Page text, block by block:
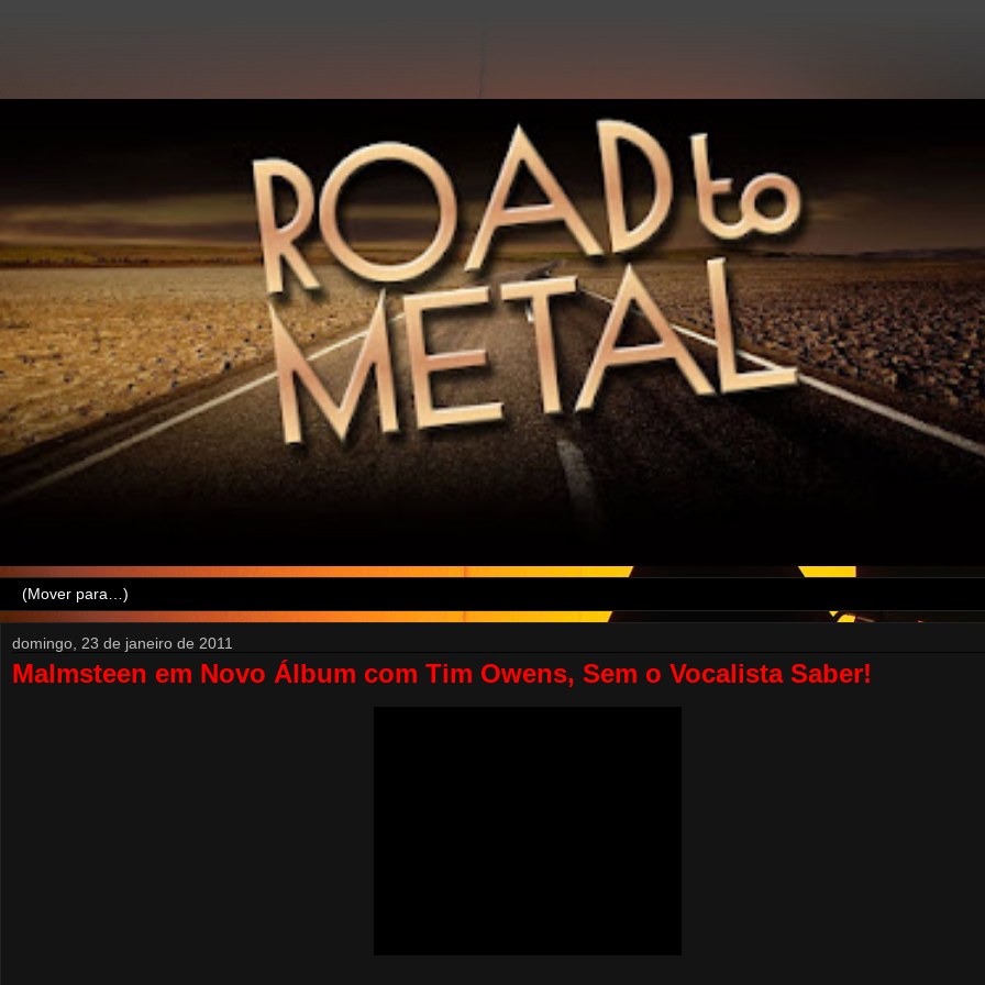
domingo, 23 de janeiro de 2011
Malmsteen em Novo Álbum com Tim Owens, Sem o Vocalista Saber!